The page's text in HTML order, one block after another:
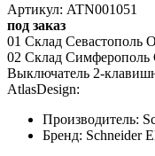
Артикул: ATN001051
под заказ
01 Склад Севастополь
02 Склад Симферополь
Выключатель 2-
AtlasDesign:
Производитель:
Бренд: Schneider